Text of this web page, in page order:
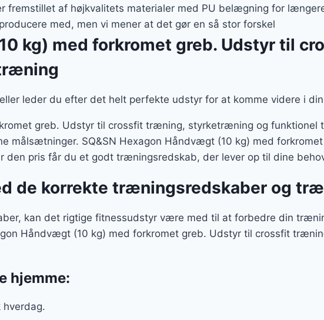
fremstillet af højkvalitets materialer med PU belægning for
med, men vi mener at det gør en så stor forskel
kg) med forkromet greb. Udstyr til
leder du efter det helt perfekte udstyr for at komme videre i
greb. Udstyr til crossfit træning, styrketræning og funktionel
målsætninger. SQ&SN Hexagon Håndvægt (10 kg) med
pris får du et godt træningsredskab, der lever op til dine
de korrekte træningsredskaber og
kan det rigtige fitnessudstyr være med til at forbedre din
Håndvægt (10 kg) med forkromet greb. Udstyr til crossfit
hjemme: